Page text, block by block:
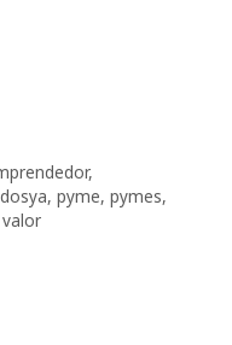
,
, pyme, pymes,
valor